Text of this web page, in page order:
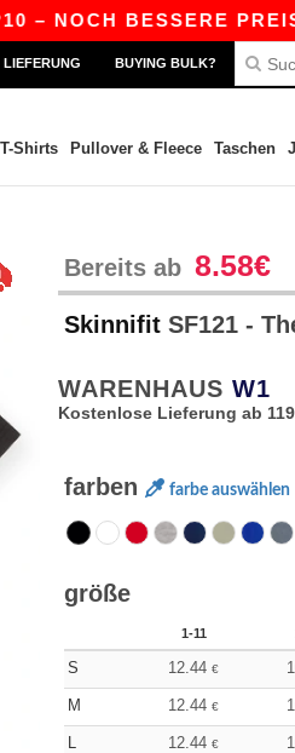
BESSERE PREISE IN
LIEFERUNG BUYING BULK?
T-Shirts Pullover & Fleece Taschen
Bereits ab 8.58€
Skinnifit SF121 -
WARENHAUS W1
Kostenlose Lieferung ab
farben farbe auswählen
größe
1-11
S 12.44 €
M 12.44 €
L 12.44 €